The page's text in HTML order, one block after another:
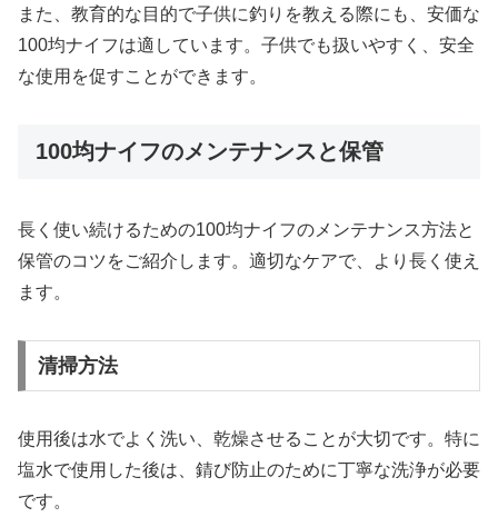
また、教育的な目的で子供に釣りを教える際にも、安価な
100均ナイフは適しています。子供でも扱いやすく、安全
な使用を促すことができます。
100均ナイフのメンテナンスと保管
長く使い続けるための100均ナイフのメンテナンス方法と
保管のコツをご紹介します。適切なケアで、より長く使え
ます。
清掃方法
使用後は水でよく洗い、乾燥させることが大切です。特に
塩水で使用した後は、錆び防止のために丁寧な洗浄が必要
です。